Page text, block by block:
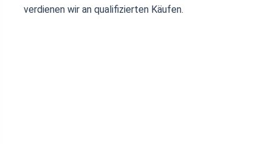
verdienen wir an qualifizierten Käufen.